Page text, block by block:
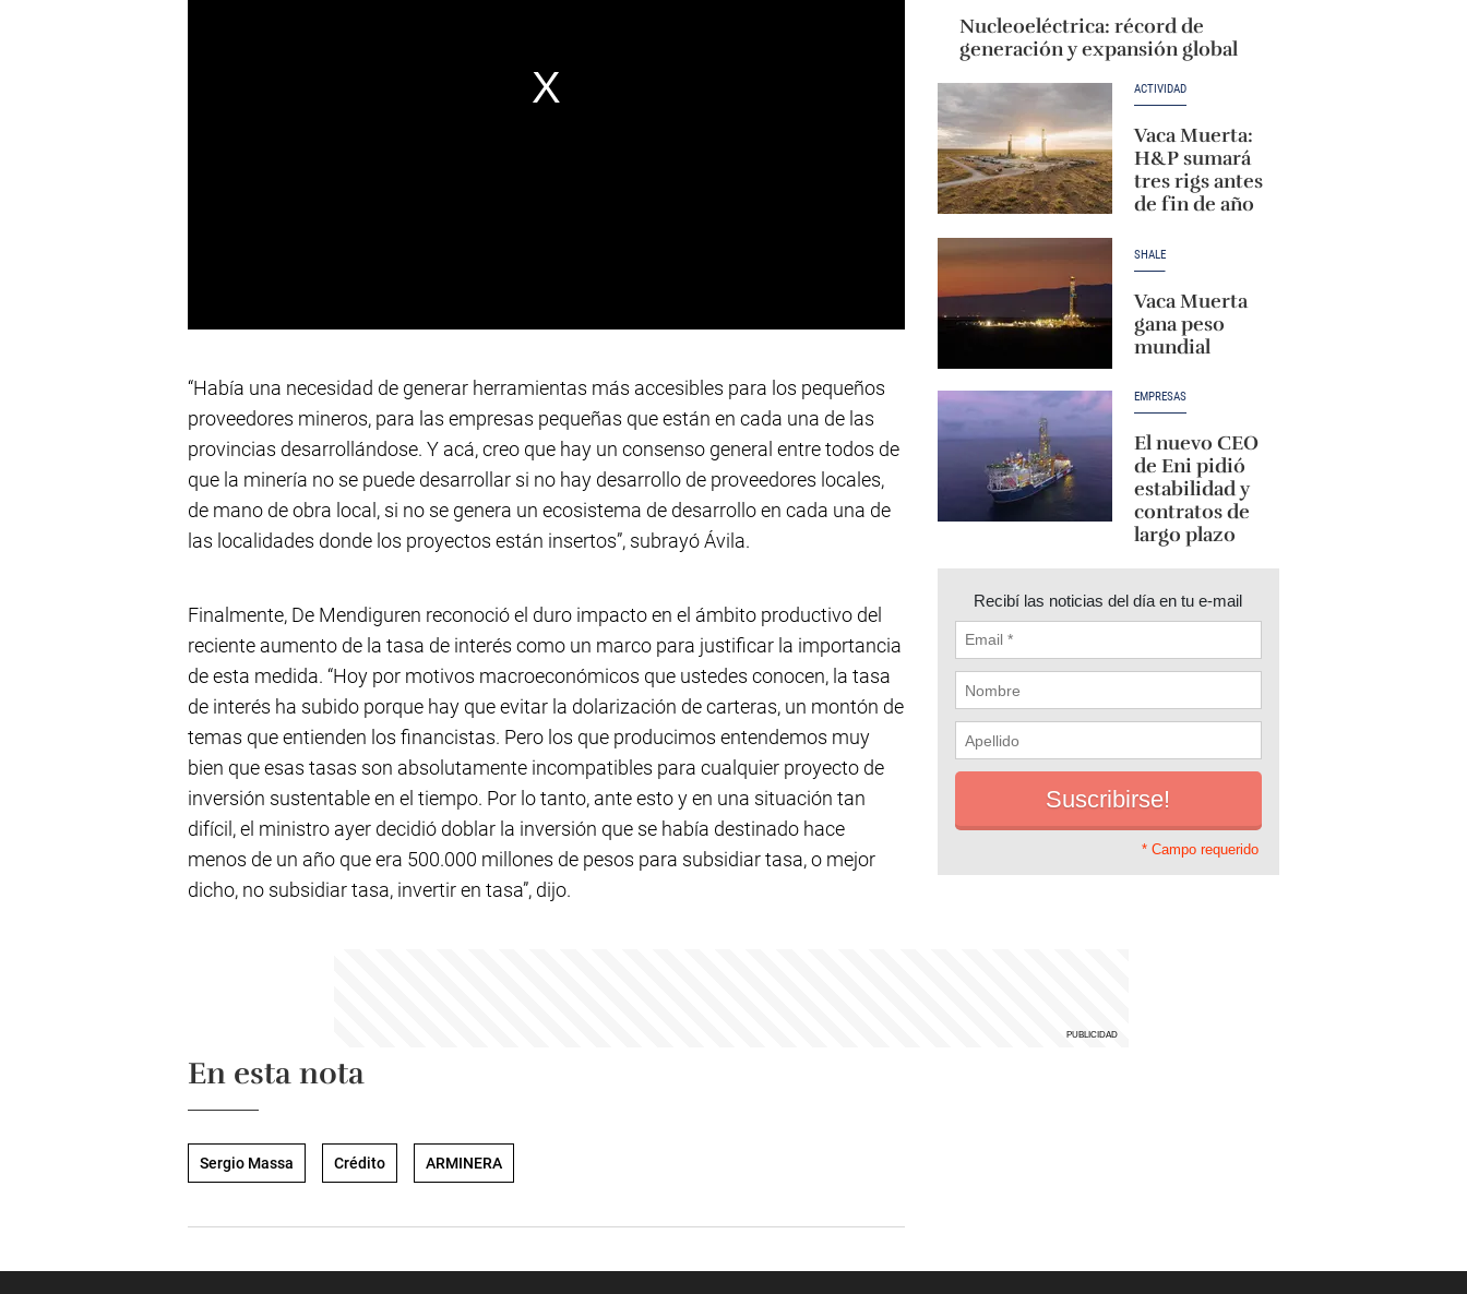
“Había una necesidad de generar herramientas más accesibles para los pequeños
proveedores mineros, para las empresas pequeñas que están en cada una de las
provincias desarrollándose. Y acá, creo que hay un consenso general entre todos de
que la minería no se puede desarrollar si no hay desarrollo de proveedores locales,
de mano de obra local, si no se genera un ecosistema de desarrollo en cada una de
las localidades donde los proyectos están insertos”, subrayó Ávila.
Finalmente, De Mendiguren reconoció el duro impacto en el ámbito productivo del
reciente aumento de la tasa de interés como un marco para justificar la importancia
de esta medida. “Hoy por motivos macroeconómicos que ustedes conocen, la tasa
de interés ha subido porque hay que evitar la dolarización de carteras, un montón de
temas que entienden los financistas. Pero los que producimos entendemos muy
bien que esas tasas son absolutamente incompatibles para cualquier proyecto de
inversión sustentable en el tiempo. Por lo tanto, ante esto y en una situación tan
difícil, el ministro ayer decidió doblar la inversión que se había destinado hace
menos de un año que era 500.000 millones de pesos para subsidiar tasa, o mejor
dicho, no subsidiar tasa, invertir en tasa”, dijo.
En esta nota
Sergio Massa Crédito ARMINERA
Nucleoeléctrica: récord de
generación y expansión global
ACTIVIDAD
Vaca Muerta:
H&P sumará
tres rigs antes
de fin de año
SHALE
Vaca Muerta
gana peso
mundial
EMPRESAS
El nuevo CEO
de Eni pidió
estabilidad y
contratos de
largo plazo
Recibí las noticias del día en tu e-mail
* Campo requerido